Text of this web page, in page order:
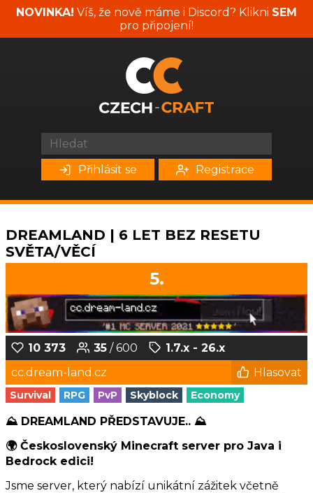
NOVINKA! Víš, že nově máme i Discord? Klikni SEM
pro připojení!
Přihlásit se Registrace
DREAMLAND | 6 LET BEZ RESETU
SVĚTA/VĚCÍ
5.
10 373 35 / 600
1.7.x - 26.x
cc.dream-land.cz
Hlasovat
Survival RPG PvP Skyblock Economy
⛰️ DREAMLAND PŘEDSTAVUJE.. ⛰️
🌍 Československý Minecraft server pro Java i
Bedrock edici!
Jsme server, který nabízí unikátní zážitek včetně